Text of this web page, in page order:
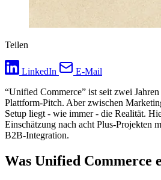
Teilen
LinkedIn
E-Mail
“Unified Commerce” ist seit zwei
Plattform-Pitch. Aber zwischen
Setup liegt - wie immer - die Realität.
Einschätzung nach acht Plus-Projekten
B2B-Integration.
Was Unified Commerce